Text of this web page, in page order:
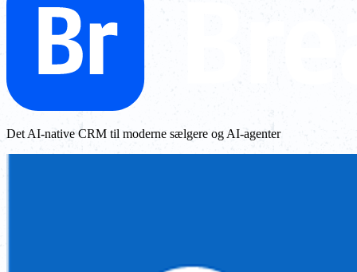
Det AI-native CRM til moderne sælgere og AI-agenter